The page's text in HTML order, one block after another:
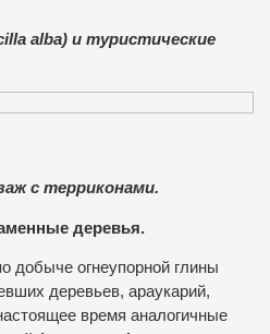
alba) и туристические
с терриконами.
деревья.
добыче огнеупорной глины
деревьев, араукарий,
время аналогичные